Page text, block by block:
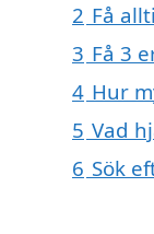
2 Få
3 Få 3
4 Hur
5 Vad
6 Sök